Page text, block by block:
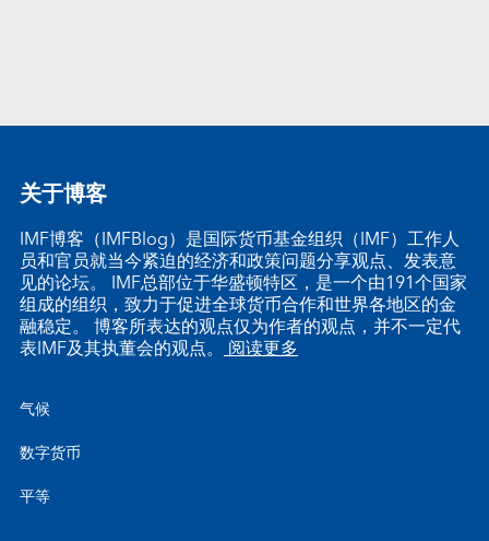
关于博客
IMF博客（IMFBlog）是国际货币基金组织（IMF）工作人
员和官员就当今紧迫的经济和政策问题分享观点、发表意
见的论坛。 IMF总部位于华盛顿特区，是一个由191个国家
组成的组织，致力于促进全球货币合作和世界各地区的金
融稳定。 博客所表达的观点仅为作者的观点，并不一定代
表IMF及其执董会的观点。 阅读更多
气候
数字货币
平等